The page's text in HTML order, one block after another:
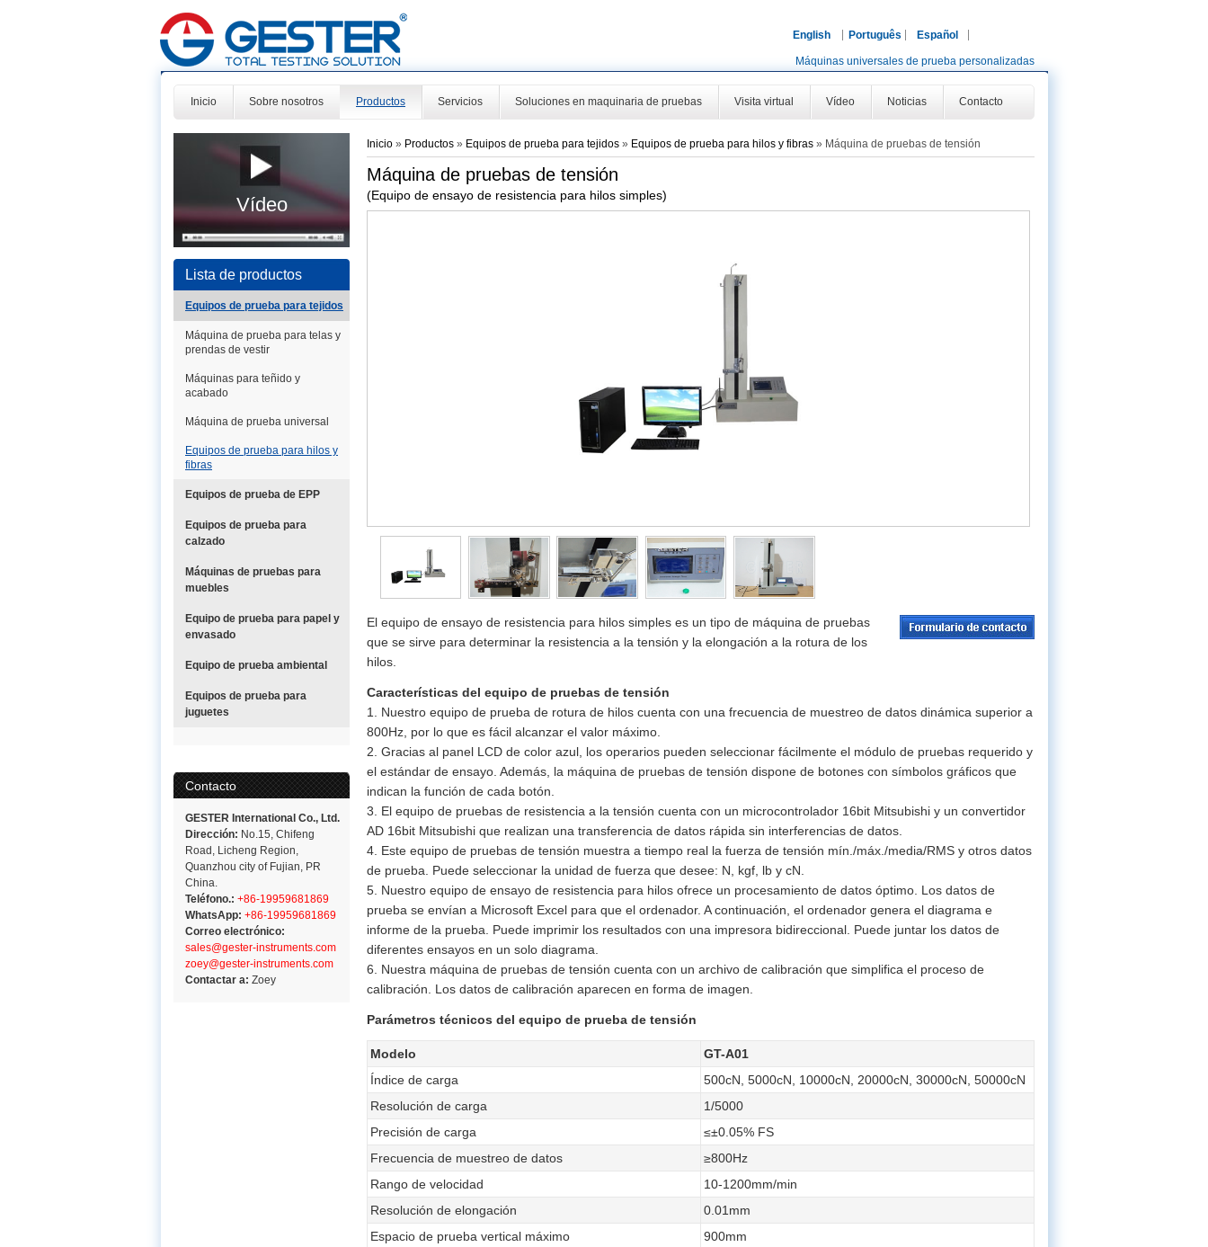
English Português Español
Máquinas universales de prueba personalizadas
Inicio Sobre nosotros Productos Servicios Soluciones en maquinaria de pruebas Visita virtual Vídeo Noticias Contacto
Vídeo
Lista de productos
Equipos de prueba para tejidos
Máquina de prueba para telas y
prendas de vestir
Máquinas para teñido y
acabado
Máquina de prueba universal
Equipos de prueba para hilos y
fibras
Equipos de prueba de EPP
Equipos de prueba para
calzado
Máquinas de pruebas para
muebles
Equipo de prueba para papel y
envasado
Equipo de prueba ambiental
Equipos de prueba para
juguetes
Contacto
GESTER International Co., Ltd.
Dirección: No.15, Chifeng
Road, Licheng Region,
Quanzhou city of Fujian, PR
China.
Teléfono.: +86-19959681869
WhatsApp: +86-19959681869
Correo electrónico:
sales@gester-instruments.com
zoey@gester-instruments.com
Contactar a: Zoey
Inicio » Productos » Equipos de prueba para tejidos » Equipos de prueba para hilos y fibras » Máquina de pruebas de tensión
Máquina de pruebas de tensión
(Equipo de ensayo de resistencia para hilos simples)
El equipo de ensayo de resistencia para hilos simples es un tipo de máquina de pruebas
que se sirve para determinar la resistencia a la tensión y la elongación a la rotura de los
hilos.
Características del equipo de pruebas de tensión
1. Nuestro equipo de prueba de rotura de hilos cuenta con una frecuencia de muestreo de datos dinámica superior a
800Hz, por lo que es fácil alcanzar el valor máximo.
2. Gracias al panel LCD de color azul, los operarios pueden seleccionar fácilmente el módulo de pruebas requerido y
el estándar de ensayo. Además, la máquina de pruebas de tensión dispone de botones con símbolos gráficos que
indican la función de cada botón.
3. El equipo de pruebas de resistencia a la tensión cuenta con un microcontrolador 16bit Mitsubishi y un convertidor
AD 16bit Mitsubishi que realizan una transferencia de datos rápida sin interferencias de datos.
4. Este equipo de pruebas de tensión muestra a tiempo real la fuerza de tensión mín./máx./media/RMS y otros datos
de prueba. Puede seleccionar la unidad de fuerza que desee: N, kgf, lb y cN.
5. Nuestro equipo de ensayo de resistencia para hilos ofrece un procesamiento de datos óptimo. Los datos de
prueba se envían a Microsoft Excel para que el ordenador. A continuación, el ordenador genera el diagrama e
informe de la prueba. Puede imprimir los resultados con una impresora bidireccional. Puede juntar los datos de
diferentes ensayos en un solo diagrama.
6. Nuestra máquina de pruebas de tensión cuenta con un archivo de calibración que simplifica el proceso de
calibración. Los datos de calibración aparecen en forma de imagen.
Parámetros técnicos del equipo de prueba de tensión
Modelo
GT-A01
Índice de carga
500cN, 5000cN, 10000cN, 20000cN, 30000cN, 50000cN
Resolución de carga
1/5000
Precisión de carga
≤±0.05% FS
Frecuencia de muestreo de datos
≥800Hz
Rango de velocidad
10-1200mm/min
Resolución de elongación
0.01mm
Espacio de prueba vertical máximo
900mm